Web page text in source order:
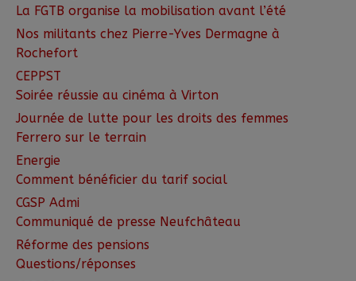
La FGTB organise la mobilisation avant l’été
Nos militants chez Pierre-Yves Dermagne à
Rochefort
CEPPST
Soirée réussie au cinéma à Virton
Journée de lutte pour les droits des femmes
Ferrero sur le terrain
Energie
Comment bénéficier du tarif social
CGSP Admi
Communiqué de presse Neufchâteau
Réforme des pensions
Questions/réponses